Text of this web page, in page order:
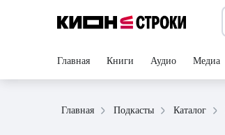
Главная Книги Аудио Медиа
Главная Подкасты Каталог